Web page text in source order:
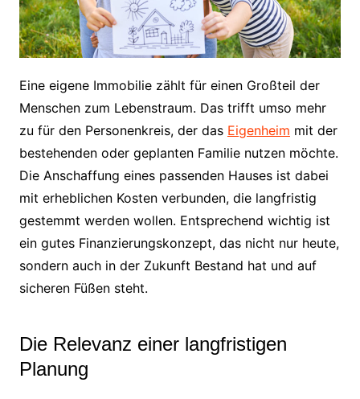
Eine eigene Immobilie zählt für einen Großteil der
Menschen zum Lebenstraum. Das trifft umso mehr
zu für den Personenkreis, der das Eigenheim mit der
bestehenden oder geplanten Familie nutzen möchte.
Die Anschaffung eines passenden Hauses ist dabei
mit erheblichen Kosten verbunden, die langfristig
gestemmt werden wollen. Entsprechend wichtig ist
ein gutes Finanzierungskonzept, das nicht nur heute,
sondern auch in der Zukunft Bestand hat und auf
sicheren Füßen steht.
Die Relevanz einer langfristigen
Planung